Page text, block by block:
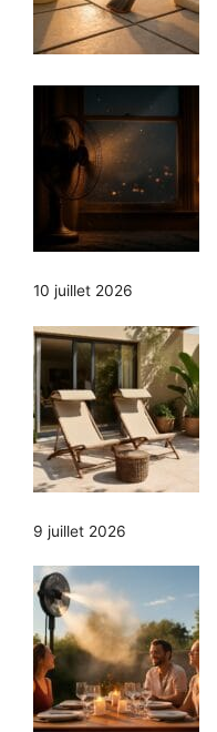
10 juillet 2026
9 juillet 2026